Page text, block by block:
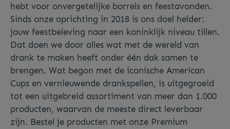
hebt voor onvergetelijke borrels en feestavonden.
Sinds onze oprichting in 2018 is ons doel helder:
jouw feestbeleving naar een koninklijk niveau tillen.
Dat doen we door alles wat met de wereld van
drank te maken heeft onder één dak samen te
brengen. Wat begon met de iconische American
Cups en vernieuwende drankspellen, is uitgegroeid
tot een uitgebreid assortiment van meer dan 1.000
producten, waarvan de meeste direct leverbaar
zijn. Bestel je producten met onze Premium